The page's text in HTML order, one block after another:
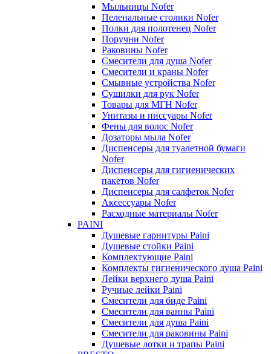
Мыльницы Nofer
Пеленальные столики Nofer
Полки для полотенец Nofer
Поручни Nofer
Раковины Nofer
Смесители для душа Nofer
Смесители и краны Nofer
Смывные устройства Nofer
Сушилки для рук Nofer
Товары для МГН Nofer
Унитазы и писсуары Nofer
Фены для волос Nofer
Дозаторы мыла Nofer
Диспенсеры для туалетной бумаги
Nofer
Диспенсеры для гигиенических
пакетов Nofer
Диспенсеры для салфеток Nofer
Аксессуары Nofer
Расходные материалы Nofer
PAINI
Душевые гарнитуры Paini
Душевые стойки Paini
Комплектующие Paini
Комплекты гигиенического душа Paini
Лейки верхнего душа Paini
Ручные лейки Paini
Смесители для биде Paini
Смесители для ванны Paini
Смесители для душа Paini
Смесители для раковины Paini
Душевые лотки и трапы Paini